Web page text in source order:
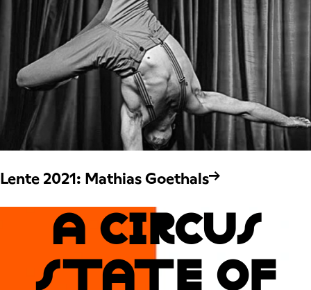
Lente 2021: Mathias Goethals
A CIRCUs
sTATe OF